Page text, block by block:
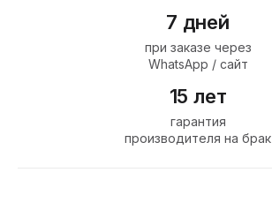
7 дней
при заказе через
WhatsApp / сайт
15 лет
гарантия
производителя на брак